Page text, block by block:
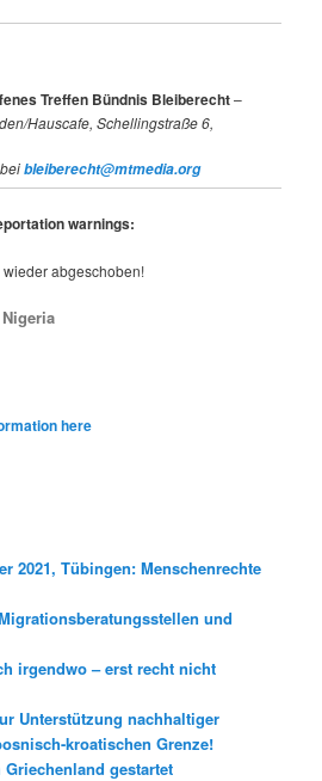
Treffen Bündnis Bleiberecht–
Hauscafe, Schellingstraße 6,
beibleiberecht@mtmedia.org
warnings:
abgeschoben!
here
2021, Tübingen: Menschenrechte
und
irgendwo – erst recht nicht
Unterstützung nachhaltiger
kroatischen Grenze!
gestartet